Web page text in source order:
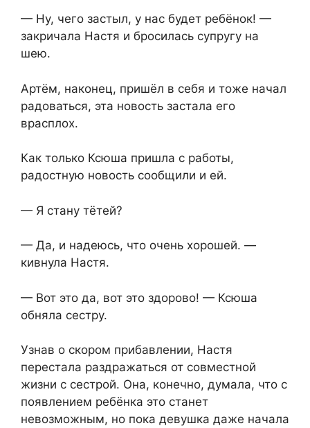
— Ну, чего застыл, у нас будет ребёнок! —
закричала Настя и бросилась супругу на
шею.
Артём, наконец, пришёл в себя и тоже начал
радоваться, эта новость застала его
врасплох.
Как только Ксюша пришла с работы,
радостную новость сообщили и ей.
— Я стану тётей?
— Да, и надеюсь, что очень хорошей. —
кивнула Настя.
— Вот это да, вот это здорово! — Ксюша
обняла сестру.
Узнав о скором прибавлении, Настя
перестала раздражаться от совместной
жизни с сестрой. Она, конечно, думала, что с
появлением ребёнка это станет
невозможным, но пока девушка даже начала